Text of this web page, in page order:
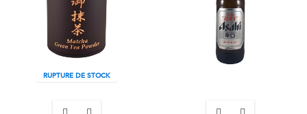
RUPTURE DE STOCK